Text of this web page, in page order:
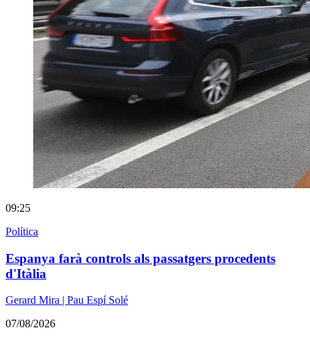
09:25
Política
Espanya farà controls als passatgers procedents
d'Itàlia
Gerard Mira | Pau Espí Solé
07/08/2026